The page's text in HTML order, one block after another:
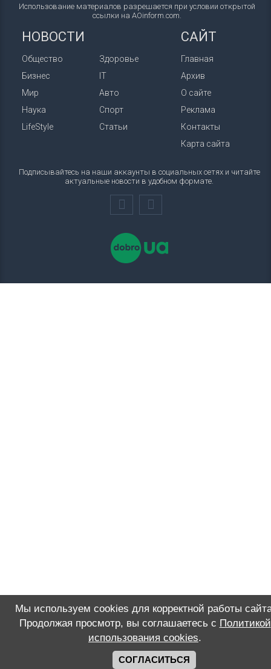
Использование материалов разрешается при условии открытой
ссылки на AOinform.com.
НОВОСТИ
Общество
Бизнес
Мир
Наука
LifeStyle
Здоровье
IT
Авто
Спорт
Статьи
САЙТ
Главная
Архив
О сайте
Реклама
Контакты
Карта сайта
Подписывайтесь на наши аккаунты в социальных сетях и читайте
актуальные новости в удобном формате.
Мы используем cookies для корректной работы
Продолжая просмотр, вы соглашаетесь с Политикой
использования cookies.
СОГЛАСИТЬСЯ